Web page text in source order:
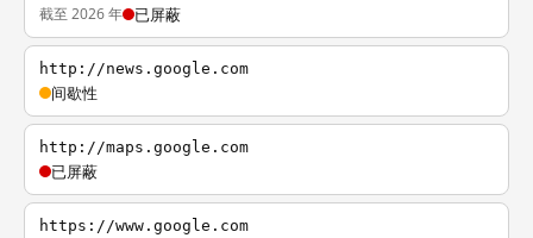
截至 2026 年 已屏蔽
http://news.google.com
间歇性
http://maps.google.com
已屏蔽
https://www.google.com